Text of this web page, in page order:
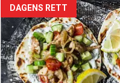
DAGENS RETT